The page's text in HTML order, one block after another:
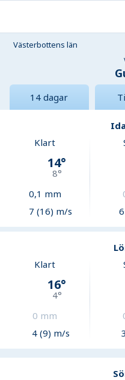
Västerbottens län
14 dagar
Klart
14°
8°
0,1 mm
7 (16) m/s
Klart
16°
4°
0 mm
4 (9) m/s